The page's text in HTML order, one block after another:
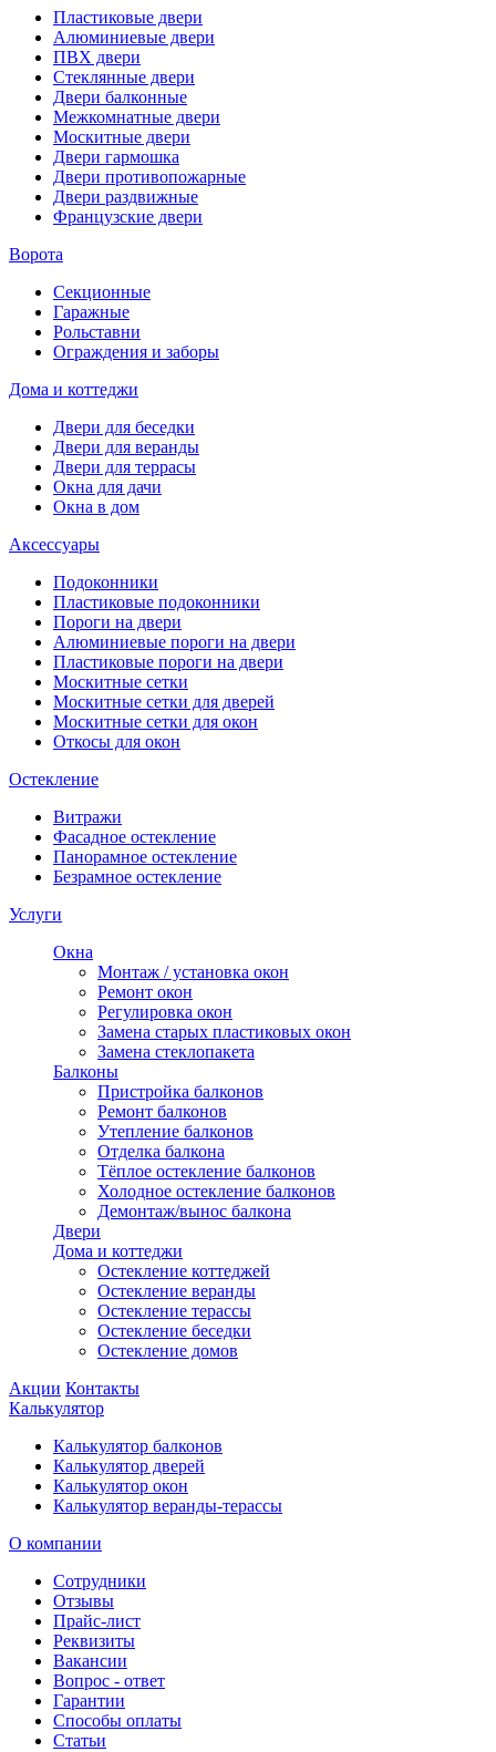
Пластиковые двери
Алюминиевые двери
ПВХ двери
Стеклянные двери
Двери балконные
Межкомнатные двери
Москитные двери
Двери гармошка
Двери противопожарные
Двери раздвижные
Французские двери
Ворота
Секционные
Гаражные
Рольставни
Ограждения и заборы
Дома и коттеджи
Двери для беседки
Двери для веранды
Двери для террасы
Окна для дачи
Окна в дом
Аксессуары
Подоконники
Пластиковые подоконники
Пороги на двери
Алюминиевые пороги на двери
Пластиковые пороги на двери
Москитные сетки
Москитные сетки для дверей
Москитные сетки для окон
Откосы для окон
Остекление
Витражи
Фасадное остекление
Панорамное остекление
Безрамное остекление
Услуги
Окна
Монтаж / установка окон
Ремонт окон
Регулировка окон
Замена старых пластиковых окон
Замена стеклопакета
Балконы
Пристройка балконов
Ремонт балконов
Утепление балконов
Отделка балкона
Тёплое остекление балконов
Холодное остекление балконов
Демонтаж/вынос балкона
Двери
Дома и коттеджи
Остекление коттеджей
Остекление веранды
Остекление терассы
Остекление беседки
Остекление домов
Акции Контакты
Калькулятор
Калькулятор балконов
Калькулятор дверей
Калькулятор окон
Калькулятор веранды-терассы
О компании
Сотрудники
Отзывы
Прайс-лист
Реквизиты
Вакансии
Вопрос - ответ
Гарантии
Способы оплаты
Статьи